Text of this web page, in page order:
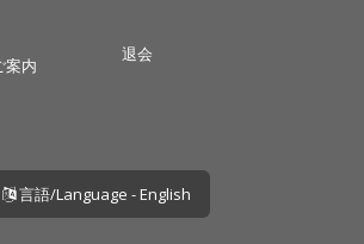
案内
退会
言語/Language - English